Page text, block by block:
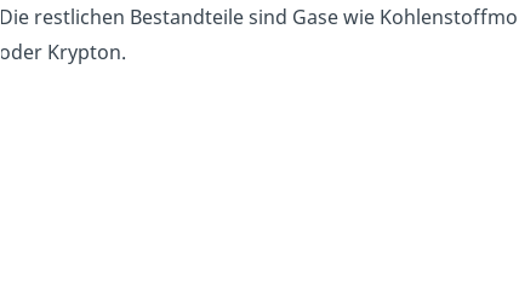
Die restlichen Bestandteile sind Gase wie
oder Krypton.